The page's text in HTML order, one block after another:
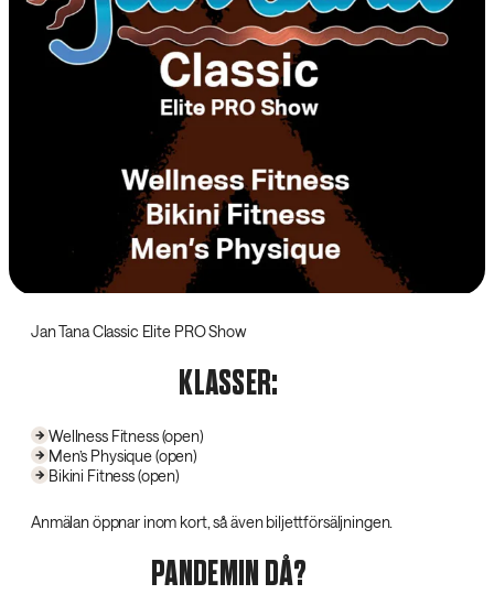
Jan Tana Classic Elite PRO Show
KLASSER:
Wellness Fitness (open)
Men’s Physique (open)
Bikini Fitness (open)
Anmälan öppnar inom kort, så även biljettförsäljningen.
PANDEMIN DÅ?